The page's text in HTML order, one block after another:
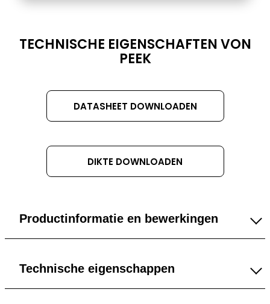
DATASHEET
TECHNISCHE EIGENSCHAFTEN VON
PEEK
DATASHEET DOWNLOADEN
DIKTE DOWNLOADEN
Productinformatie en bewerkingen
8 mm
Technische eigenschappen